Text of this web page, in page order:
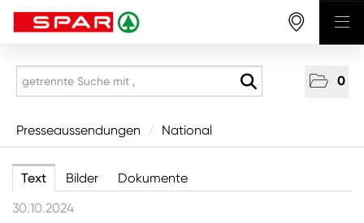
0
Presseaussendungen
Wirtschaft
Produkte
Presseaussendungen / National
Text Bilder
Dokumente
30.10.2024